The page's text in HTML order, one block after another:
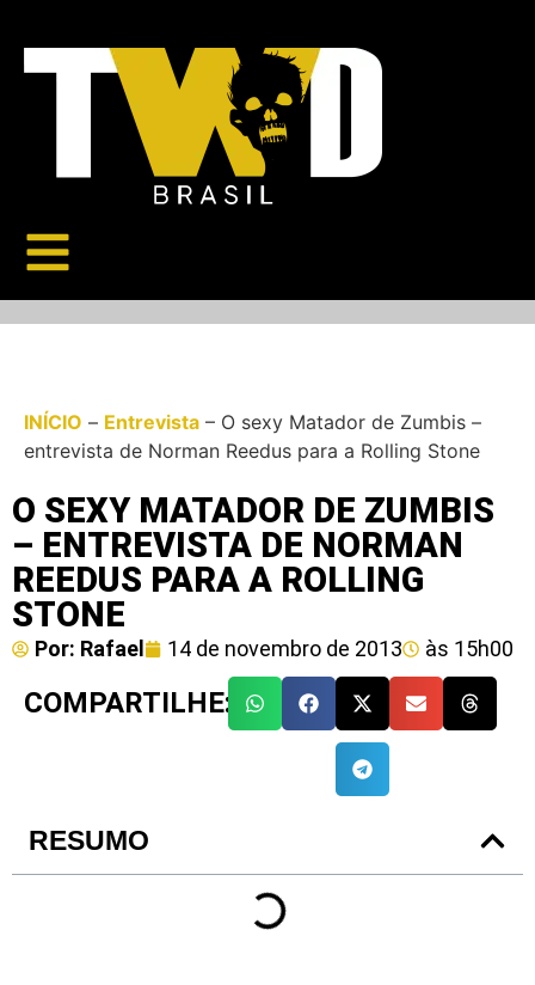
INÍCIO – Entrevista – O sexy Matador de Zumbis –
entrevista de Norman Reedus para a Rolling Stone
O SEXY MATADOR DE ZUMBIS
– ENTREVISTA DE NORMAN
REEDUS PARA A ROLLING
STONE
Por: Rafael 14 de novembro de 2013 às 15h00
COMPARTILHE:
RESUMO